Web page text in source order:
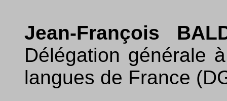
Jean-François
Délégation générale
langues de France